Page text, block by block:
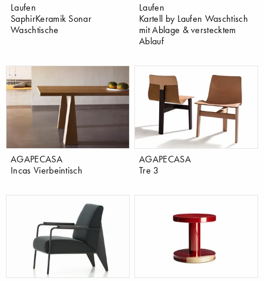
Laufen
SaphirKeramik Sonar
Waschtische
Laufen
Kartell by Laufen Waschtisch
mit Ablage & verstecktem
Ablauf
AGAPECASA
Incas Vierbeintisch
AGAPECASA
Tre 3